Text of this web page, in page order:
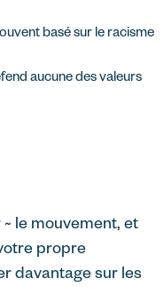
basé sur le racisme
aucune des valeurs
le mouvement, et
propre
davantage sur les